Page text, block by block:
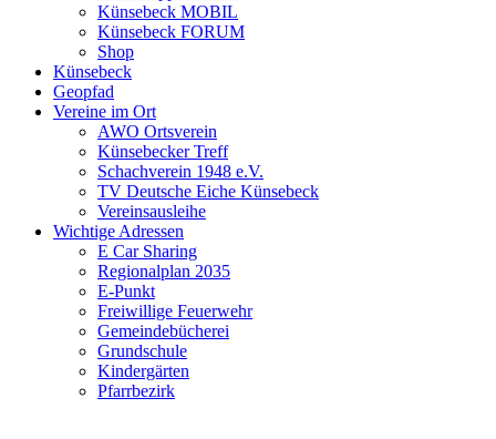
Künsebeck MOBIL
Künsebeck FORUM
Shop
Künsebeck
Geopfad
Vereine im Ort
AWO Ortsverein
Künsebecker Treff
Schachverein 1948 e.V.
TV Deutsche Eiche Künsebeck
Vereinsausleihe
Wichtige Adressen
E Car Sharing
Regionalplan 2035
E-Punkt
Freiwillige Feuerwehr
Gemeindebücherei
Grundschule
Kindergärten
Pfarrbezirk